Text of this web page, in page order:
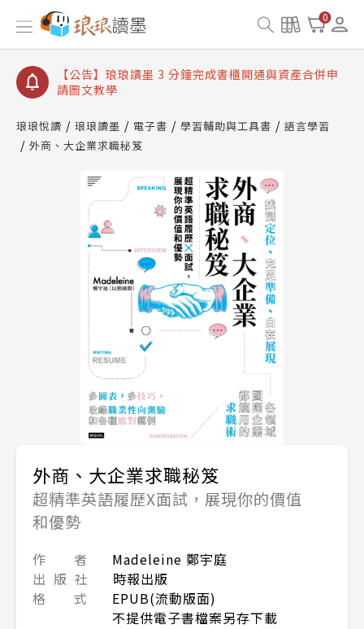
0
【公告】琅琅讀墨數位閱讀資產合併與書櫃開通申請
【公告】琅琅讀墨書櫃開通常見問題
【公告】琅琅讀墨 3 分鐘完成書櫃開通與資產合併申
請圖文教學
查詢
【公告】琅琅讀墨數位閱讀資產合併與書櫃開通申請
琅琅悅讀 琅琅讀墨 電子書 學習輔助與工具書
語言學習
外商、大企業求職秘笈
外商、大企業求職秘笈
超精準英語履歷X面試，展現你的價值
和優勢
作 者
Madeleine 鄭宇庭
出 版 社
時報出版
格 式
EPUB(流動版面)
不提供電子書檔案另存下載